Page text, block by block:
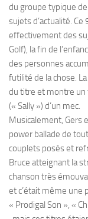
du groupe typique
sujets d’actualité.
effectivement des
Golf), la fin de
des personnes
futilité de la chose.
du titre et montre un
(« Sally ») d’un mec.
Musicalement, Gers
power ballade de
couplets posés et
Bruce atteignant la
chanson très
et c’était même une
« Prodigal Son », «